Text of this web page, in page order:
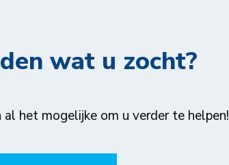
wat u zocht?
het mogelijke om u verder te helpen!